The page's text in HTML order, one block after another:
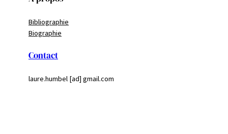
Bibliographie
Biographie
Contact
laure.humbel [ad] gmail.com